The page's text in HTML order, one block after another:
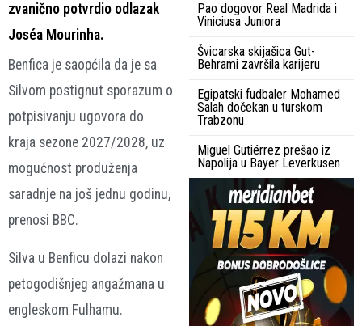
zvanično potvrdio odlazak
Joséa Mourinha.
Benfica je saopćila da je sa
Silvom postignut sporazum o
potpisivanju ugovora do
kraja sezone 2027/2028, uz
mogućnost produženja
saradnje na još jednu godinu,
prenosi BBC.
Silva u Benficu dolazi nakon
petogodišnjeg angažmana u
engleskom Fulhamu.
Pao dogovor Real Madrida i
Viniciusa Juniora
Švicarska skijašica Gut-
Behrami završila karijeru
Egipatski fudbaler Mohamed
Salah dočekan u turskom
Trabzonu
Miguel Gutiérrez prešao iz
Napolija u Bayer Leverkusen